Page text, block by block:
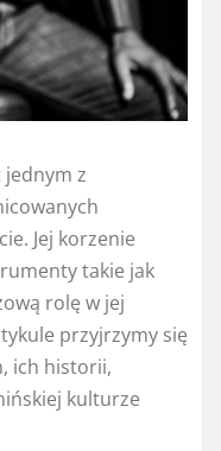
jednym z
Jej korzenie
takie jak
rolę w jej
przyjrzymy się
ich historii,
kulturze